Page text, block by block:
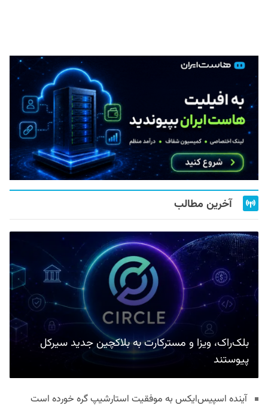
آخرین مطالب
بلک‌راک، ویزا و مسترکارت به بلاکچین جدید سیرکل
پیوستند
آینده اسپیس‌ایکس به موفقیت استارشیپ گره خورده است